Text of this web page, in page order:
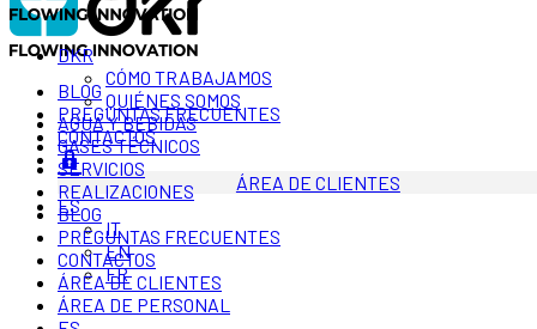
BLOG
PREGUNTAS FRECUENTES
CONTACTOS
ÁREA DE CLIENTES
ES
IT
EN
FR
DKR
CÓMO TRABAJAMOS
QUIÉNES SOMOS
AGUA Y BEBIDAS
GASES TÉCNICOS
SERVICIOS
REALIZACIONES
BLOG
PREGUNTAS FRECUENTES
CONTACTOS
ÁREA DE CLIENTES
ÁREA DE PERSONAL